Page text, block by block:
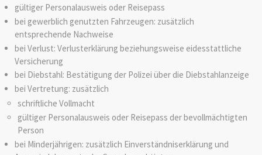
gültiger Personalausweis oder Reisepass
bei gewerblich genutzten Fahrzeugen: zusätzlich
entsprechende Nachweise
bei Verlust: Verlusterklärung beziehungsweise eidesstattliche
Versicherung
bei Diebstahl: Bestätigung der Polizei über die Diebstahlanzeige
bei Vertretung: zusätzlich
schriftliche Vollmacht
gültiger Personalausweis oder Reisepass der bevollmächtigten
Person
bei Minderjährigen: zusätzlich Einverständniserklärung und